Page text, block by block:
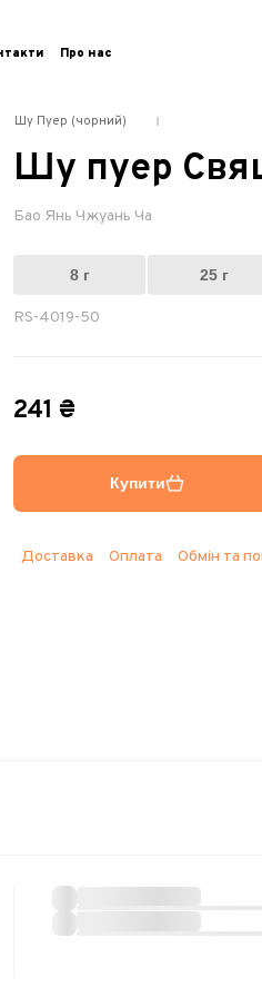
Про нас
Шу Пуер (чорний)
Шу пуер
Бао Янь Чжуань Ча
8 г 25 г
RS-4019-50
241 ₴
Купити
Доставка Оплата Обмін та